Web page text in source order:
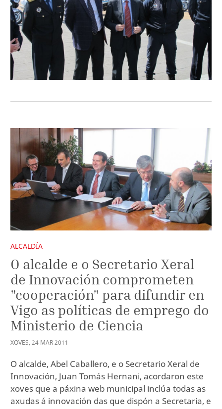
ALCALDÍA
O alcalde e o Secretario Xeral
de Innovación comprometen
"cooperación" para difundir en
Vigo as políticas de emprego do
Ministerio de Ciencia
XOVES, 24 MAR2011
O alcalde, Abel Caballero, e o Secretario Xeral de
Innovación, Juan Tomás Hernani, acordaron este
xoves que a páxina web municipal inclúa todas as
axudas á innovación das que dispón a Secretaria, e